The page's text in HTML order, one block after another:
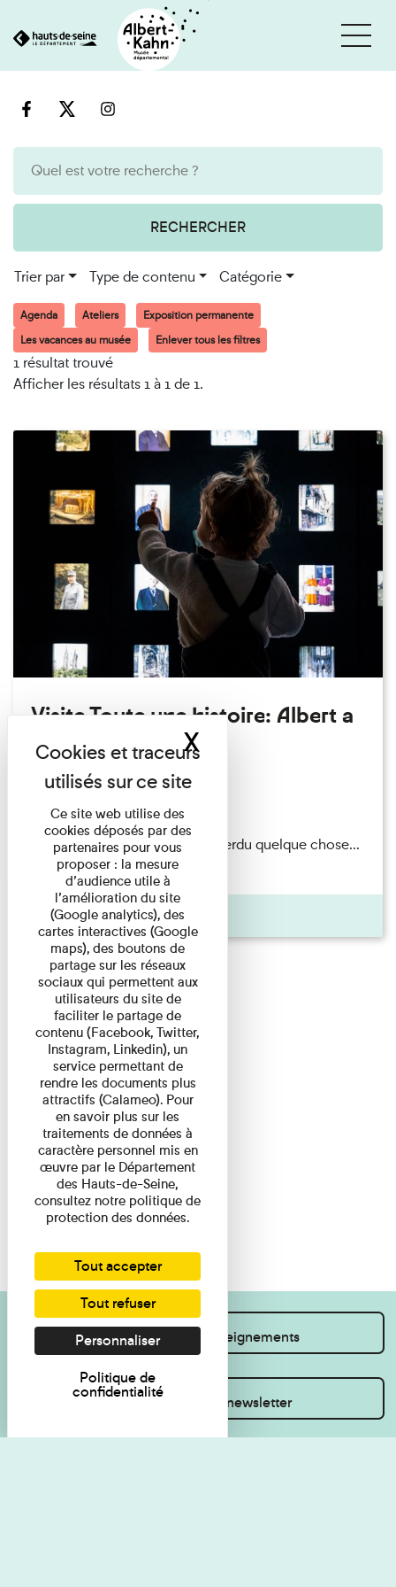
au
RECHERCHER
Trier par Type de contenu Catégorie
Agenda Ateliers
Exposition permanente
Les vacances au musée
Enlever tous les filtres
1 résultat trouvé
Afficher les résultats 1 à 1 de 1.
Visite Toute une histoire: Albert a
perdu son chapeau!
Exposition permanente
Du 15/08/2026 au 15/08/2026
Il semblerait qu’Albert Kahn a perdu quelque chose...
Accompagnés d’une ...
Agenda
Je souhaite des renseignements
Inscrivez-vous à la newsletter
Cookies et traceurs utilisés sur ce site
Ce site web utilise des
cookies déposés par des
partenaires pour vous
proposer : la mesure
d’audience utile à
l’amélioration du site
(Google analytics), des
cartes interactives (Google
maps), des boutons de
partage sur les réseaux
sociaux qui permettent aux
utilisateurs du site de
faciliter le partage de
contenu (Facebook, Twitter,
Instagram, Linkedin), un
service permettant de
rendre les documents plus
attractifs (Calameo). Pour
en savoir plus sur les
traitements de données à
caractère personnel mis en
œuvre par le Département
des Hauts-de-Seine,
consultez notre politique de
protection des données.
Tout accepter
Tout refuser
Personnaliser
Politique de
confidentialité
XMasquer le